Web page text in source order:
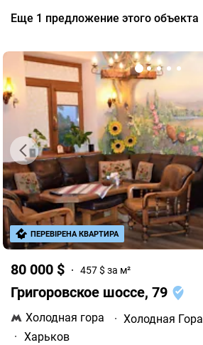
Еще 1 предложение этого объекта
80 000 $ 457 $ за м²
Григоровское шоссе, 79
Холодная гора · Холодная Гора
· Харьков
ПЕРЕВІРЕНА КВАРТИРА